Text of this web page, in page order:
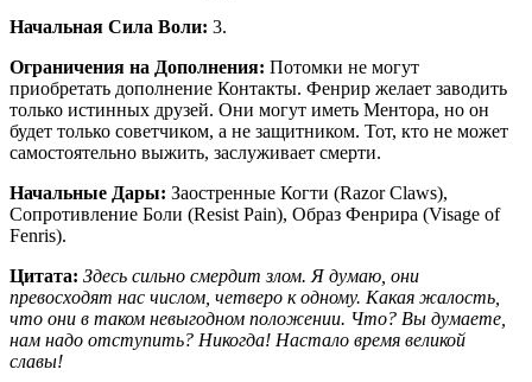
Начальная Сила Воли: 3.
Ограничения на Дополнения: Потомки не могут
приобретать дополнение Контакты. Фенрир желает заводить
только истинных друзей. Они могут иметь Ментора, но он
будет только советчиком, а не защитником. Тот, кто не может
самостоятельно выжить, заслуживает смерти.
Начальные Дары: Заостренные Когти (Razor Claws),
Сопротивление Боли (Resist Pain), Образ Фенрира (Visage of
Fenris).
Цитата: Здесь сильно смердит злом. Я думаю, они
превосходят нас числом, четверо к одному. Какая жалость,
что они в таком невыгодном положении. Что? Вы думаете,
нам надо отступить? Никогда! Настало время великой
славы!